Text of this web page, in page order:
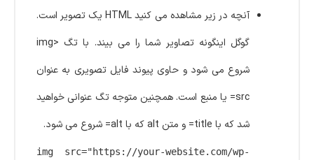
آنچه در زیر مشاهده می کنید HTML یک تصویر است.
گوگل اینگونه تصاویر شما را می بیند. با تگ <img
شروع می شود و حاوی پیوند فایل تصویری به عنوان
src= یا منبع است. همچنین متوجه تگ عنوانی خواهید
شد که با title= و متن alt که با alt= شروع می شود.
img src="https://your-website.com/wp-